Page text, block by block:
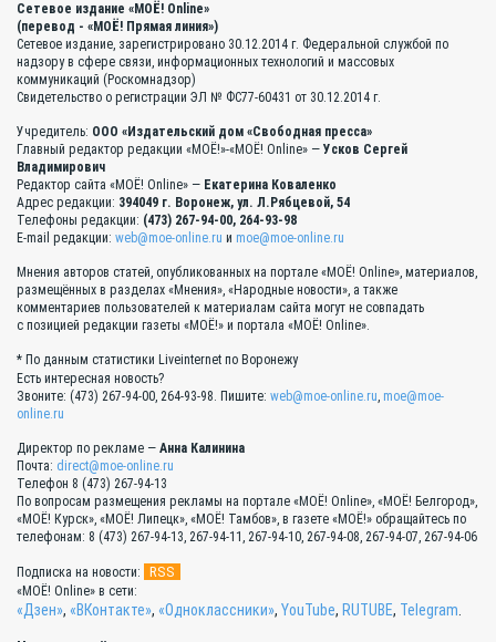
Сетевое издание «МОЁ! Online»
(перевод - «МОЁ! Прямая линия»)
Сетевое издание, зарегистрировано 30.12.2014 г. Федеральной службой по
надзору в сфере связи, информационных технологий и массовых
коммуникаций (Роскомнадзор)
Свидетельство о регистрации ЭЛ № ФС77-60431 от 30.12.2014 г.
Учредитель: ООО «Издательский дом «Свободная пресса»
Главный редактор редакции «МОЁ!»-«МОЁ! Online» — Усков Сергей
Владимирович
Редактор сайта «МОЁ! Online» — Екатерина Коваленко
Адрес редакции: 394049 г. Воронеж, ул. Л.Рябцевой, 54
Телефоны редакции: (473) 267-94-00, 264-93-98
E-mail редакции: web@moe-online.ru и moe@moe-online.ru
Мнения авторов статей, опубликованных на портале «МОЁ! Online», материалов,
размещённых в разделах «Мнения», «Народные новости», а также
комментариев пользователей к материалам сайта могут не совпадать
с позицией редакции газеты «МОЁ!» и портала «МОЁ! Online».
* По данным статистики Liveinternet по Воронежу
Есть интересная новость?
Звоните: (473) 267-94-00, 264-93-98. Пишите: web@moe-online.ru, moe@moe-
online.ru
Директор по рекламе — Анна Калинина
Почта: direct@moe-online.ru
Телефон 8 (473) 267-94-13
По вопросам размещения рекламы на портале «МОЁ! Online», «МОЁ! Белгород»,
«МОЁ! Курск», «МОЁ! Липецк», «МОЁ! Тамбов», в газете «МОЁ!» обращайтесь по
телефонам: 8 (473) 267-94-13, 267-94-11, 267-94-10, 267-94-08, 267-94-07, 267-94-06
Подписка на новости: RSS
«МОЁ! Online» в сети:
«Дзен», «ВКонтакте», «Одноклассники», YouTube, RUTUBE, Telegram.